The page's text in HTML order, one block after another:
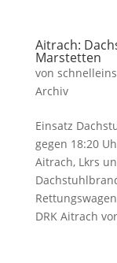
Aitrach:
Marstetten
von
Archiv
Einsatz
gegen 18:20
Aitrach, Lkrs
DRK Aitrach